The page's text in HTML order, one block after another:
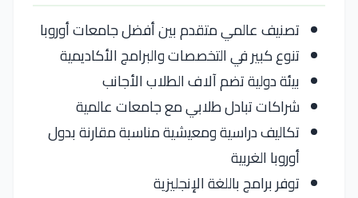
تصنيف عالمي متقدم بين أفضل جامعات أوروبا
تنوع كبير في التخصصات والبرامج الأكاديمية
بيئة دولية تضم آلاف الطلاب الأجانب
شراكات تبادل طلابي مع جامعات عالمية
تكاليف دراسية ومعيشية مناسبة مقارنة بدول
أوروبا الغربية
توفر برامج باللغة الإنجليزية